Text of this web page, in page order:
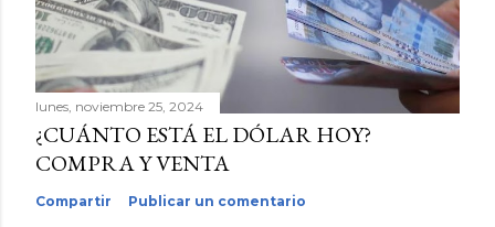
lunes, noviembre 25, 2024
¿CUÁNTO ESTÁ EL DÓLAR HOY?
COMPRA Y VENTA
Compartir Publicar un comentario